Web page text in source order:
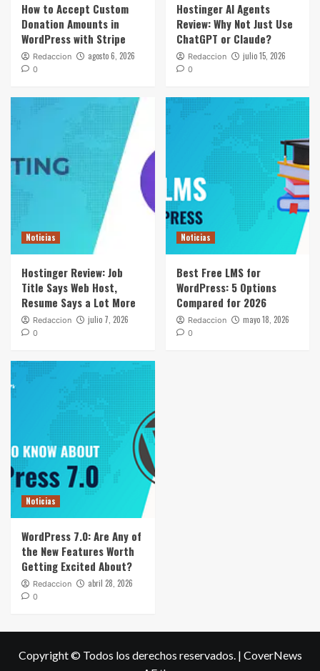
How to Accept Custom
Donation Amounts in
WordPress with Stripe
Redaccion agosto 6, 2026
0
Hostinger AI Agents
Review: Why Not Just Use
ChatGPT or Claude?
Redaccion julio 15, 2026
0
Noticias
Hostinger Review: Job
Title Says Web Host,
Resume Says a Lot More
Redaccion julio 7, 2026
0
Noticias
Best Free LMS for
WordPress: 5 Options
Compared for 2026
Redaccion mayo 18, 2026
0
Noticias
WordPress 7.0: Are Any of
the New Features Worth
Getting Excited About?
Redaccion abril 28, 2026
0
Copyright © Todos los derechos reservados. | CoverNews